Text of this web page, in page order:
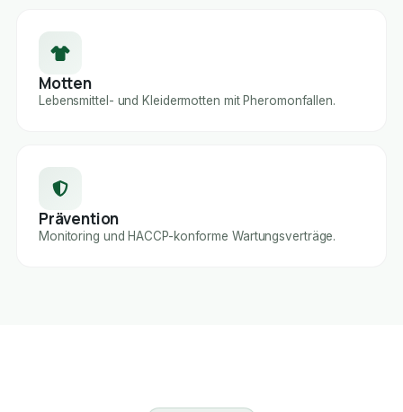
Motten
Lebensmittel- und Kleidermotten mit Pheromonfallen.
Prävention
Monitoring und HACCP-konforme Wartungsverträge.